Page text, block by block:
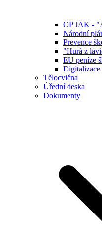
OP JAK -
Národní
Prevence
"Hurá z
EU peníze
Digitalizace
Tělocvična
Úřední deska
Dokumenty